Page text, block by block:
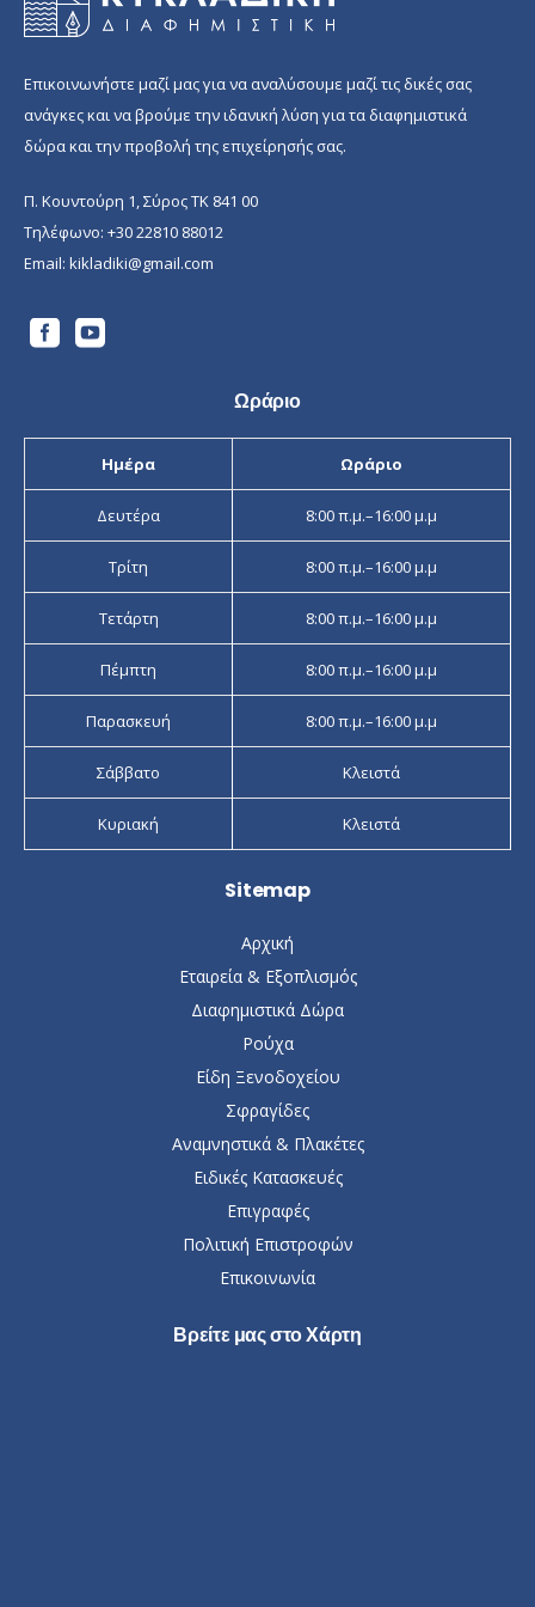
Επικοινωνήστε μαζί μας για να αναλύσουμε μαζί τις δικές σας
ανάγκες και να βρούμε την ιδανική λύση για τα διαφημιστικά
δώρα και την προβολή της επιχείρησής σας.
Π. Κουντούρη 1, Σύρος ΤΚ 841 00
Τηλέφωνο: +30 22810 88012
Email: kikladiki@gmail.com
Ωράριο
Ημέρα Ωράριο
Δευτέρα 8:00 π.μ.–16:00 μ.μ
Τρίτη 8:00 π.μ.–16:00 μ.μ
Τετάρτη 8:00 π.μ.–16:00 μ.μ
Πέμπτη 8:00 π.μ.–16:00 μ.μ
Παρασκευή 8:00 π.μ.–16:00 μ.μ
Σάββατο Κλειστά
Κυριακή Κλειστά
Sitemap
Αρχική
Εταιρεία & Εξοπλισμός
Διαφημιστικά Δώρα
Ρούχα
Είδη Ξενοδοχείου
Σφραγίδες
Αναμνηστικά & Πλακέτες
Ειδικές Κατασκευές
Επιγραφές
Πολιτική Επιστροφών
Επικοινωνία
Βρείτε μας στο Χάρτη